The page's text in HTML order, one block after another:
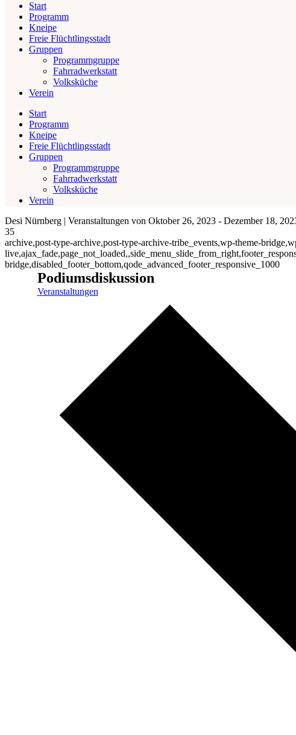
Start
Programm
Kneipe
Freie Flüchtlingsstadt
Gruppen
Programmgruppe
Fahrradwerkstatt
Volksküche
Verein
Start
Programm
Kneipe
Freie Flüchtlingsstadt
Gruppen
Programmgruppe
Fahrradwerkstatt
Volksküche
Verein
Desi Nürnberg | Veranstaltungen von Oktober 26, 2023 - Dezember 18,
35
archive,post-type-archive,post-type-archive-tribe_events,wp-theme-
bridge,disabled_footer_bottom,qode_advanced_footer_responsive_1000
Podiumsdiskussion
Veranstaltungen